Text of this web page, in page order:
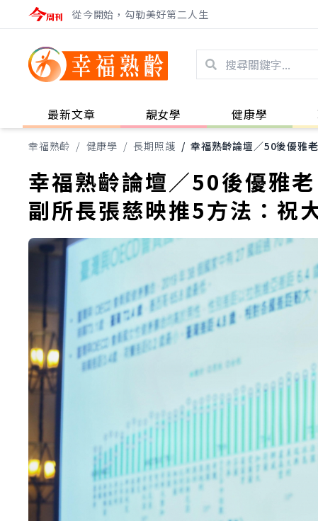
從今開始，勾勒美好第二人生
最新文章 靚女學 健康學
幸福熟齡 / 健康學 / 長期照護 / 幸福熟齡論壇／50後優雅
幸福熟齡論壇／50後優雅
副所長張慈映推5方法：祝